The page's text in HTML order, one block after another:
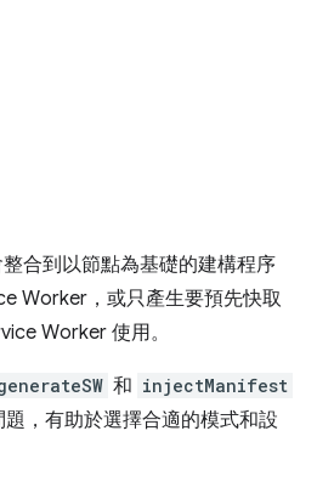
合到以節點為基礎的建構程序
Worker，或只產生要預先快取
Worker 使用。
和 injectManifest
，有助於選擇合適的模式和設